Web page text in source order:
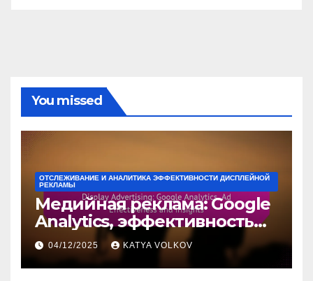
You missed
ОТСЛЕЖИВАНИЕ И АНАЛИТИКА ЭФФЕКТИВНОСТИ ДИСПЛЕЙНОЙ
РЕКЛАМЫ
Медийная реклама: Google
Analytics, эффективность
рекламы и аналитика
04/12/2025 KATYA VOLKOV